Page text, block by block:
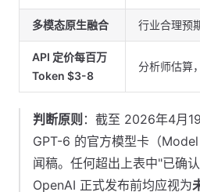
多模态原生融合 行业合理预
API 定价每百万
Token $3-8
分析师估算
判断原则 ：截至 2026年4月
GPT-6 的官方模型卡（
闻稿。任何超出上表中"已确
OpenAI 正式发布前均应视为